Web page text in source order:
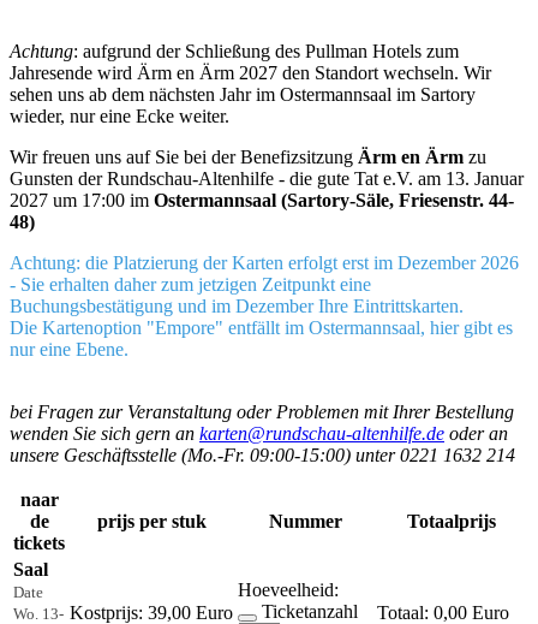
Achtung: aufgrund der Schließung des Pullman Hotels zum
Jahresende wird Ärm en Ärm 2027 den Standort wechseln. Wir
sehen uns ab dem nächsten Jahr im Ostermannsaal im Sartory
wieder, nur eine Ecke weiter.
Wir freuen uns auf Sie bei der Benefizsitzung Ärm en Ärm zu
Gunsten der Rundschau-Altenhilfe - die gute Tat e.V. am 13. Januar
2027 um 17:00 im Ostermannsaal (Sartory-Säle, Friesenstr. 44-
48)
Achtung: die Platzierung der Karten erfolgt erst im Dezember 2026
- Sie erhalten daher zum jetzigen Zeitpunkt eine
Buchungsbestätigung und im Dezember Ihre Eintrittskarten.
Die Kartenoption "Empore" entfällt im Ostermannsaal, hier gibt es
nur eine Ebene.
bei Fragen zur Veranstaltung oder Problemen mit Ihrer Bestellung
wenden Sie sich gern an karten@rundschau-altenhilfe.de oder an
unsere Geschäftsstelle (Mo.-Fr. 09:00-15:00) unter 0221 1632 214
naar
de
tickets
prijs per stuk Nummer Totaalprijs
Saal
Date
Wo. 13- Kostprijs: 39,00 Euro
Hoeveelheid:
Ticketanzahl
0,00 Euro